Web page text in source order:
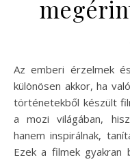
Az emberi érzelmek és történetek mélyen hatnak ránk,
különösen akkor, ha
történetekből készült
a mozi világában,
hanem inspirálnak,
Ezek a filmek